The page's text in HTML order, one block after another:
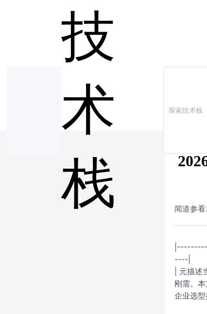
技
术
栈
闻道参看
----|
| 元描
刚需。
企业选型